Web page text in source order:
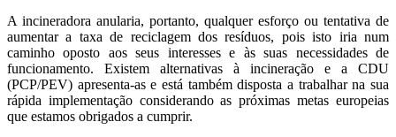
A incineradora anularia, portanto, qualquer esforço ou tentativa de
aumentar a taxa de reciclagem dos resíduos, pois isto iria num
caminho oposto aos seus interesses e às suas necessidades de
funcionamento. Existem alternativas à incineração e a CDU
(PCP/PEV) apresenta-as e está também disposta a trabalhar na sua
rápida implementação considerando as próximas metas europeias
que estamos obrigados a cumprir.